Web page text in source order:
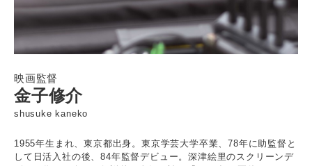
映画監督
金子修介
shusuke kaneko
1955年生まれ、東京都出身。東京学芸大学卒業、78年に助監督と
して日活入社の後、84年監督デビュー。深津絵里のスクリーンデ